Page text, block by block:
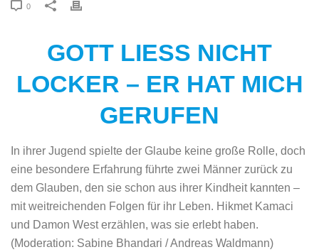
0
GOTT LIESS NICHT L
OCKER – ER HAT MICH G
ERUFEN
In ihrer Jugend spielte der Glaube keine große Rolle, doch
eine besondere Erfahrung führte zwei Männer zurück zu
dem Glauben, den sie schon aus ihrer Kindheit kannten –
mit weitreichenden Folgen für ihr Leben. Hikmet Kamaci
und Damon West erzählen, was sie erlebt haben.
(Moderation: Sabine Bhandari / Andreas Waldmann)